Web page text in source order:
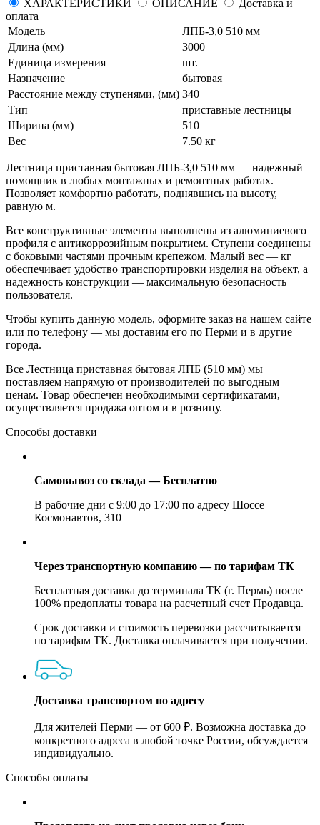
ХАРАКТЕРИСТИКИ ОПИСАНИЕ
Доставка и
оплата
Модель
ЛПБ-3,0 510 мм
Длина (мм)
3000
Единица измерения
шт.
Назначение
бытовая
Расстояние между ступенями, (мм) 340
Тип
приставные лестницы
Ширина (мм)
510
Вес
7.50 кг
Лестница приставная бытовая ЛПБ-3,0 510 мм — надежный
помощник в любых монтажных и ремонтных работах.
Позволяет комфортно работать, поднявшись на высоту,
равную м.
Все конструктивные элементы выполнены из алюминиевого
профиля с антикоррозийным покрытием. Ступени соединены
с боковыми частями прочным крепежом. Малый вес — кг
обеспечивает удобство транспортировки изделия на объект, а
надежность конструкции — максимальную безопасность
пользователя.
Чтобы купить данную модель, оформите заказ на нашем сайте
или по телефону — мы доставим его по Перми и в другие
города.
Все Лестница приставная бытовая ЛПБ (510 мм) мы
поставляем напрямую от производителей по выгодным
ценам. Товар обеспечен необходимыми сертификатами,
осуществляется продажа оптом и в розницу.
Способы доставки
Самовывоз со склада — Бесплатно
В рабочие дни с 9:00 до 17:00 по адресу Шоссе
Космонавтов, 310
Через транспортную компанию — по тарифам ТК
Бесплатная доставка до терминала ТК (г. Пермь) после
100% предоплаты товара на расчетный счет Продавца.
Срок доставки и стоимость перевозки рассчитывается
по тарифам ТК. Доставка оплачивается при получении.
Доставка транспортом по адресу
Для жителей Перми — от 600 ₽. Возможна доставка до
конкретного адреса в любой точке России, обсуждается
индивидуально.
Способы оплаты